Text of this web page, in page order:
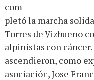
com
pletó la marcha
Torres de Vizbueno
alpinistas con
ascendieron, como
asociación, Jose